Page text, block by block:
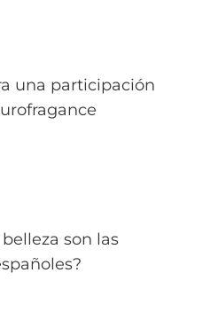
una participación
son las